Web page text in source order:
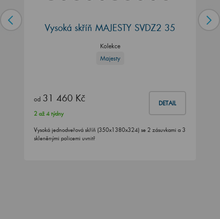
Vysoká skříň MAJESTY SVDZ2 35
Kolekce
Majesty
od 31 460 Kč DETAIL
2 až 4 týdny
Vysoká jednodveřová skříň (350x1380x324) se 2 zásuvkami a 3
skleněnými policemi uvnitř